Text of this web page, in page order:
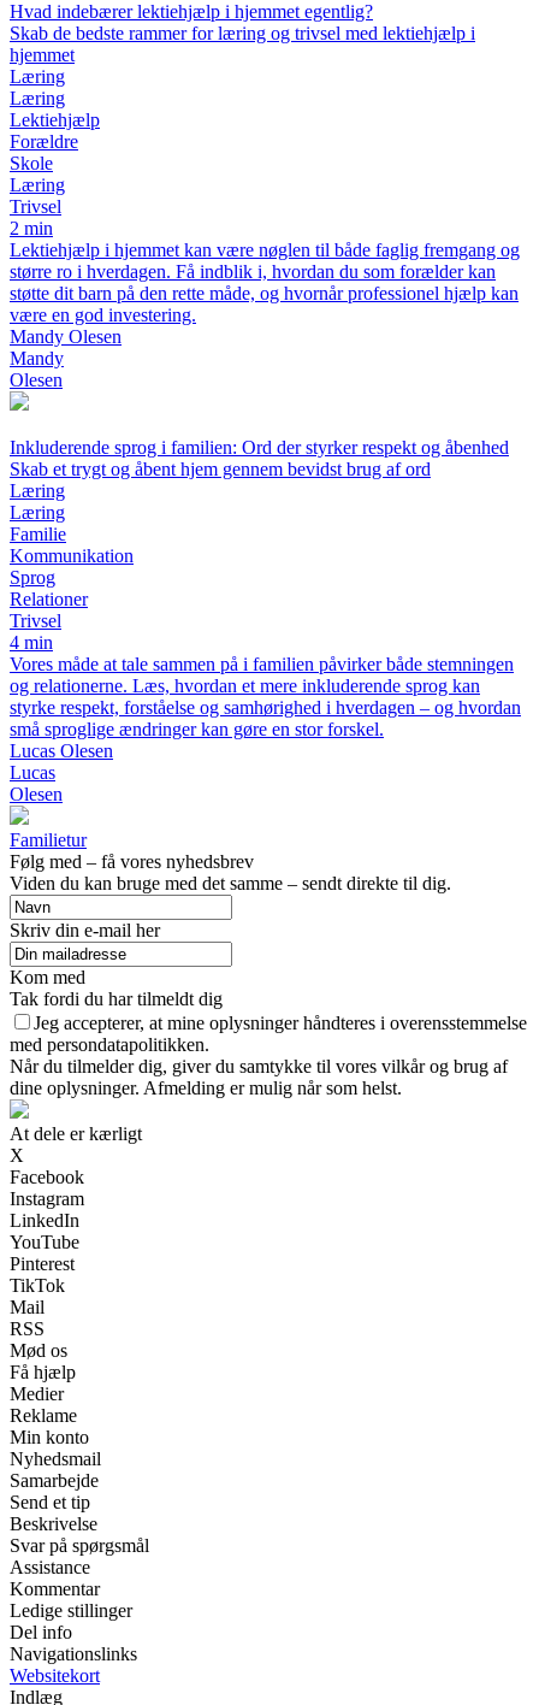
Hvad indebærer lektiehjælp i hjemmet egentlig?
Skab de bedste rammer for læring og trivsel med lektiehjælp i
hjemmet
Læring
Læring
Lektiehjælp
Forældre
Skole
Læring
Trivsel
2 min
Lektiehjælp i hjemmet kan være nøglen til både faglig fremgang og
større ro i hverdagen. Få indblik i, hvordan du som forælder kan
støtte dit barn på den rette måde, og hvornår professionel hjælp kan
være en god investering.
Mandy Olesen
Mandy
Olesen
Inkluderende sprog i familien: Ord der styrker respekt og åbenhed
Skab et trygt og åbent hjem gennem bevidst brug af ord
Læring
Læring
Familie
Kommunikation
Sprog
Relationer
Trivsel
4 min
Vores måde at tale sammen på i familien påvirker både stemningen
og relationerne. Læs, hvordan et mere inkluderende sprog kan
styrke respekt, forståelse og samhørighed i hverdagen – og hvordan
små sproglige ændringer kan gøre en stor forskel.
Lucas Olesen
Lucas
Olesen
Familietur
Følg med – få vores nyhedsbrev
Viden du kan bruge med det samme – sendt direkte til dig.
Skriv din e-mail her
Kom med
Tak fordi du har tilmeldt dig
Jeg accepterer, at mine oplysninger håndteres i overensstemmelse
med persondatapolitikken.
Når du tilmelder dig, giver du samtykke til vores vilkår og brug af
dine oplysninger. Afmelding er mulig når som helst.
At dele er kærligt
X
Facebook
Instagram
LinkedIn
YouTube
Pinterest
TikTok
Mail
RSS
Mød os
Få hjælp
Medier
Reklame
Min konto
Nyhedsmail
Samarbejde
Send et tip
Beskrivelse
Svar på spørgsmål
Assistance
Kommentar
Ledige stillinger
Del info
Navigationslinks
Websitekort
Indlæg